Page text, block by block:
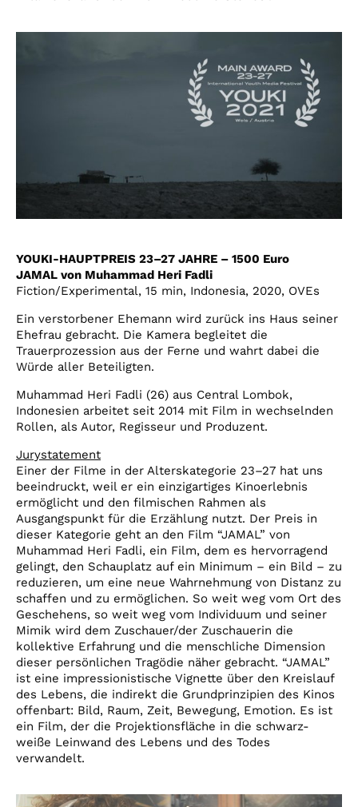
YOUKI-HAUPTPREIS 23–27 JAHRE – 1500 Euro
JAMAL von Muhammad Heri Fadli
Fiction/Experimental, 15 min, Indonesia, 2020, OVEs
Ein verstorbener Ehemann wird zurück ins Haus seiner
Ehefrau gebracht. Die Kamera begleitet die
Trauerprozession aus der Ferne und wahrt dabei die
Würde aller Beteiligten.
Muhammad Heri Fadli (26) aus Central Lombok,
Indonesien arbeitet seit 2014 mit Film in wechselnden
Rollen, als Autor, Regisseur und Produzent.
Jurystatement
Einer der Filme in der Alterskategorie 23–27 hat uns
beeindruckt, weil er ein einzigartiges Kinoerlebnis
ermöglicht und den filmischen Rahmen als
Ausgangspunkt für die Erzählung nutzt. Der Preis in
dieser Kategorie geht an den Film “JAMAL” von
Muhammad Heri Fadli, ein Film, dem es hervorragend
gelingt, den Schauplatz auf ein Minimum – ein Bild – zu
reduzieren, um eine neue Wahrnehmung von Distanz zu
schaffen und zu ermöglichen. So weit weg vom Ort des
Geschehens, so weit weg vom Individuum und seiner
Mimik wird dem Zuschauer/der Zuschauerin die
kollektive Erfahrung und die menschliche Dimension
dieser persönlichen Tragödie näher gebracht. “JAMAL”
ist eine impressionistische Vignette über den Kreislauf
des Lebens, die indirekt die Grundprinzipien des Kinos
offenbart: Bild, Raum, Zeit, Bewegung, Emotion. Es ist
ein Film, der die Projektionsfläche in die schwarz-
weiße Leinwand des Lebens und des Todes
verwandelt.